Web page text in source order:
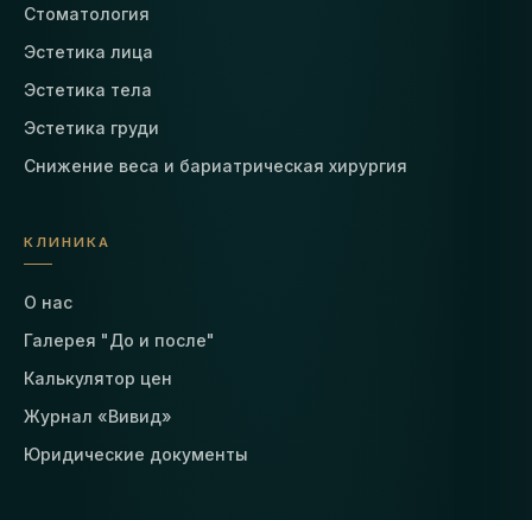
Стоматология
Эстетика лица
Эстетика тела
Эстетика груди
Снижение веса и бариатрическая хирургия
КЛИНИКА
О нас
Галерея "До и после"
Калькулятор цен
Журнал «Вивид»
Юридические документы